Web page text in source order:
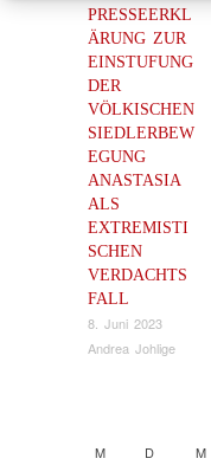
PRESSEERKL
ÄRUNG ZUR
EINSTUFUNG
DER
VÖLKISCHEN
SIEDLERBEW
EGUNG
ANASTASIA
ALS
EXTREMISTI
SCHEN
VERDACHTS
FALL
8. Juni 2023
Andrea Johlige
M D M